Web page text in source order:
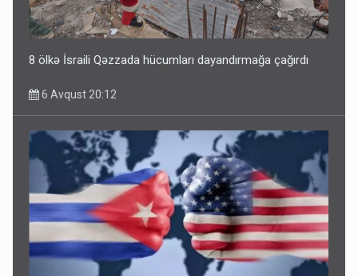
8 ölkə İsraili Qəzzada hücumları dayandırmağa çağırdı
6 Avqust 20:12